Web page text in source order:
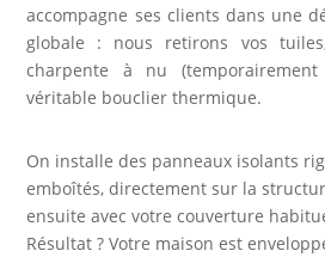
accompagne ses clients dans une
globale : nous retirons vos
charpente à nu
véritable bouclier thermique.
On installe des panneaux isolants
emboîtés, directement sur la
ensuite avec votre couverture
Résultat ? Votre maison est